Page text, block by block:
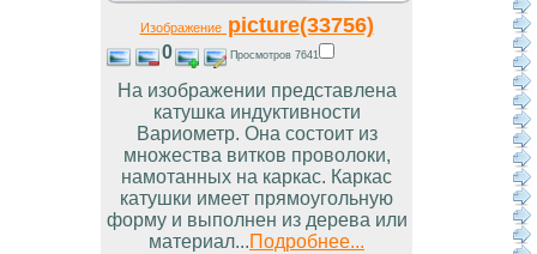
Изображениеpicture(33756)
0 Просмотров 7641
На изображении представлена
катушка индуктивности
Вариометр. Она состоит из
множества витков проволоки,
намотанных на каркас. Каркас
катушки имеет прямоугольную
форму и выполнен из дерева или
материал...Подробнее...